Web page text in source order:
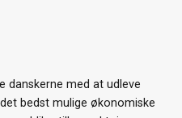
med at udleve
bedst mulige økonomiske